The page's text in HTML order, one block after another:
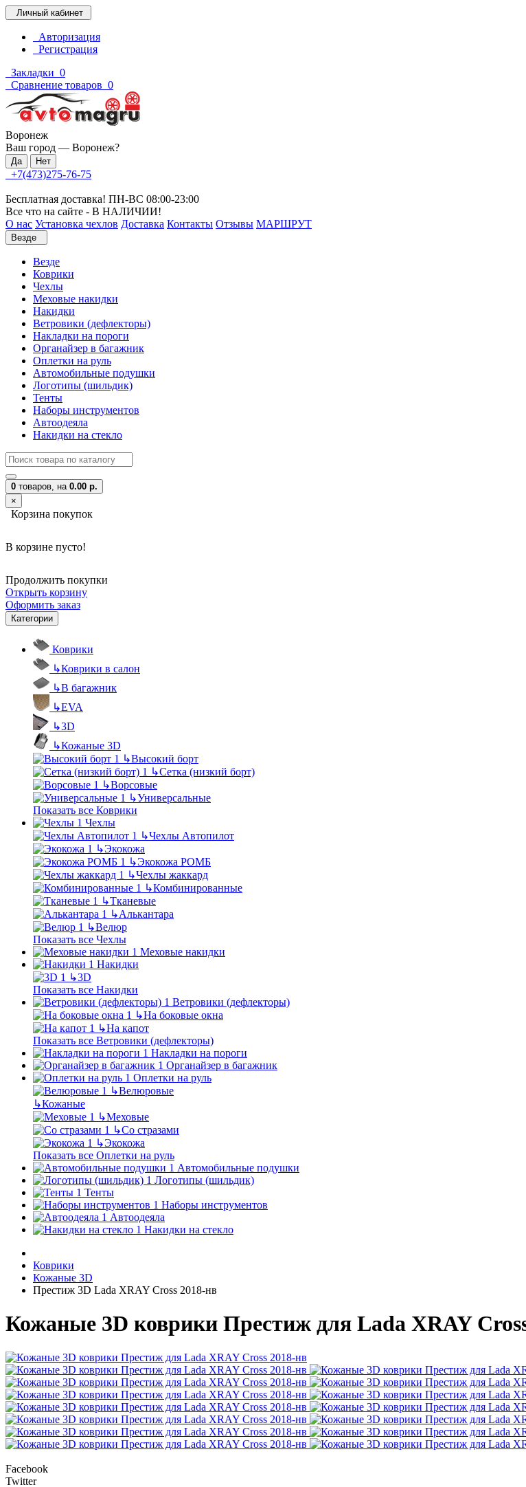
Личный кабинет
Авторизация
Регистрация
Закладки 0
Сравнение товаров 0
Воронеж
Ваш город — Воронеж?
+7(473)275-76-75
Бесплатная доставка! ПН-ВС 08:00-23:00
Все что на сайте - В НАЛИЧИИ!
О нас Установка чехлов Доставка Контакты Отзывы МАРШРУТ
Везде
Везде
Коврики
Чехлы
Меховые накидки
Накидки
Ветровики (дефлекторы)
Накладки на пороги
Органайзер в багажник
Оплетки на руль
Автомобильные подушки
Логотипы (шильдик)
Тенты
Наборы инструментов
Автоодеяла
Накидки на стекло
0 товаров, на 0.00 р.
×
Корзина покупок
В корзине пусто!
Продолжить покупки
Открыть корзину
Оформить заказ
Категории
Коврики
↳Коврики в салон
↳В багажник
↳EVA
↳3D
↳Кожаные 3D
↳Высокий борт
↳Сетка (низкий борт)
↳Ворсовые
↳Универсальные
Показать все Коврики
Чехлы
↳Чехлы Автопилот
↳Экокожа
↳Экокожа РОМБ
↳Чехлы жаккард
↳Комбинированные
↳Тканевые
↳Алькантара
↳Велюр
Показать все Чехлы
Меховые накидки
Накидки
↳3D
Показать все Накидки
Ветровики (дефлекторы)
↳На боковые окна
↳На капот
Показать все Ветровики (дефлекторы)
Накладки на пороги
Органайзер в багажник
Оплетки на руль
↳Велюровые
↳Кожаные
↳Меховые
↳Со стразами
↳Экокожа
Показать все Оплетки на руль
Автомобильные подушки
Логотипы (шильдик)
Тенты
Наборы инструментов
Автоодеяла
Накидки на стекло
Коврики
Кожаные 3D
Престиж 3D Lada XRAY Cross 2018-нв
Кожаные 3D коврики Престиж для Lada XRAY
Facebook
Twitter